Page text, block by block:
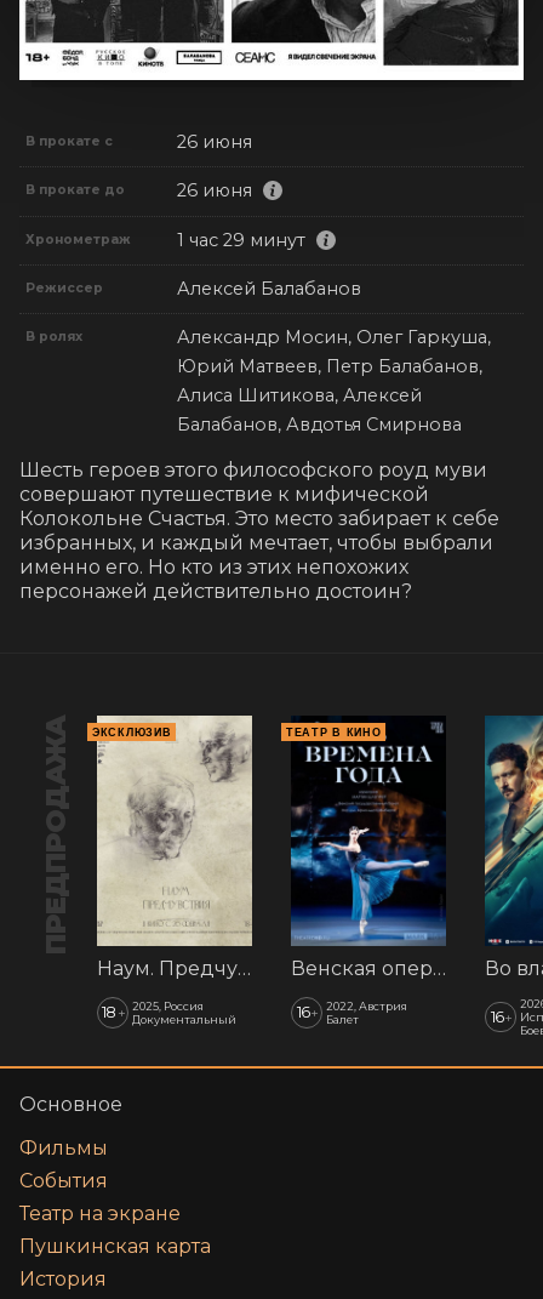
В прокате с 26 июня
В прокате до 26 июня
Хронометраж 1 час 29 минут
Режиссер Алексей Балабанов
В ролях
Александр Мосин, Олег Гаркуша,
Юрий Матвеев, Петр Балабанов,
Алиса Шитикова, Алексей
Балабанов, Авдотья Смирнова
Шесть героев этого философского роуд муви
совершают путешествие к мифической
Колокольне Счастья. Это место забирает к себе
избранных, и каждый мечтает, чтобы выбрали
именно его. Но кто из этих непохожих
персонажей действительно достоин?
ПРЕДПРОДАЖА ЭКСКЛЮЗИВ
Наум. Предчувствия
18 + 2025, Россия
Документальный
ТЕАТР В КИНО
Венская опера: Времена года
16+
2022, Австрия
Балет
16+
Основное
Фильмы
События
Театр на экране
Пушкинская карта
История